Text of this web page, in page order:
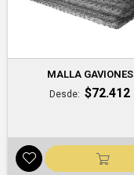
MALLA GAVIONES
Desde $72.412